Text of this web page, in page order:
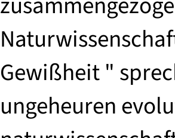
Gewißheit "
ungeheuren